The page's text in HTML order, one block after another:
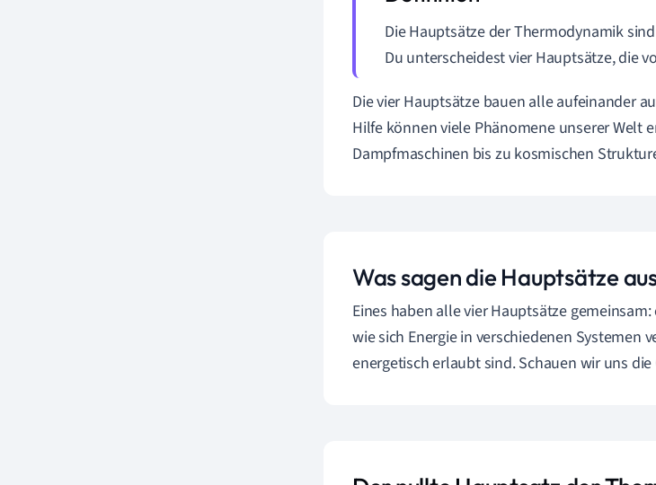
Die Hauptsätze der Thermodynamik sind
Du unterscheidest vier Hauptsätze, die
Die vier Hauptsätze bauen alle aufeinander
Hilfe können viele Phänomene unserer Welt
Dampfmaschinen bis zu kosmischen
Was sagen die Hauptsätze
Eines haben alle vier Hauptsätze
wie sich Energie in verschiedenen Systemen
energetisch erlaubt sind. Schauen wir uns die